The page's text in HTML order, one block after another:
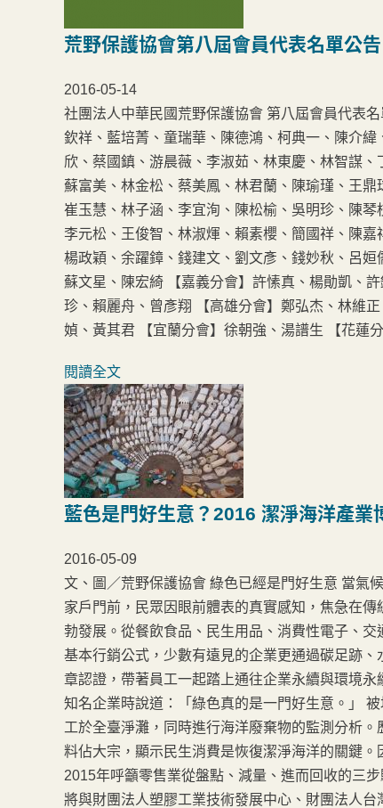
荒野保護協會第八屆會員代表名單公告
2016-05-14
社團法人中華民國荒野保護協會 第八屆會員代表
欽祥、藍培菁、童瑞華、陳德鴻、柯典一、陳介
欣、蔡國鎮、游晨薇、李淑茹、林東慶、林智謀
蘇富美、林金松、蔡美鳳、林君蘭、陳瑜瑾、王
崔玉慧、林子涵、李宜洵、陳松榆、吳明珍、陳
李元松、王俊智、林淑煇、賴素櫻、簡國祥、陳
楊政穎、余躍鏱、錢建文、劉文彥、錢妙秋、呂
蘇文星、陳宏綺 【嘉義分會】許愫真、楊勛凱、
珍、賴麗舟、曾彥翔 【高雄分會】鄭弘杰、林維
媜、黃其君 【宜蘭分會】徐朝強、湯譜生 【花蓮
閱讀全文
藍色是門好生意？2016 潔淨海洋產業
2016-05-09
文、圖／荒野保護協會 綠色已經是門好生意 當氣
家戶門前，民眾因眼前體表的真實感知，焦急在
勃發展。從餐飲食品、民生用品、消費性電子、
基本行銷公式，少數有遠見的企業更通過碳足跡
章認證，帶著員工一起踏上通往企業永續與環境
知名企業時說道：「綠色真的是一門好生意。」
工於全臺淨灘，同時進行海洋廢棄物的監測分析
料佔大宗，顯示民生消費是恢復潔淨海洋的關鍵
2015年呼籲零售業從盤點、減量、進而回收的三
將與財團法人塑膠工業技術發展中心、財團法人